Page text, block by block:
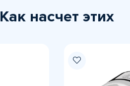
Как насчет этих